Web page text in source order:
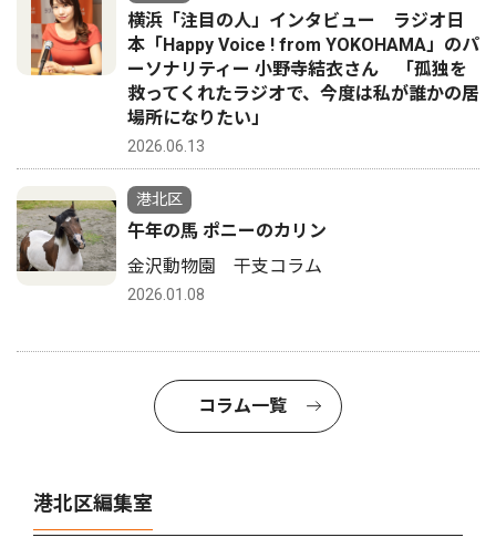
横浜「注目の人」インタビュー ラジオ日
本「Happy Voice ! from YOKOHAMA」のパ
ーソナリティー 小野寺結衣さん 「孤独を
救ってくれたラジオで、今度は私が誰かの居
場所になりたい」
2026.06.13
港北区
午年の馬 ポニーのカリン
金沢動物園 干支コラム
2026.01.08
コラム一覧
港北区編集室